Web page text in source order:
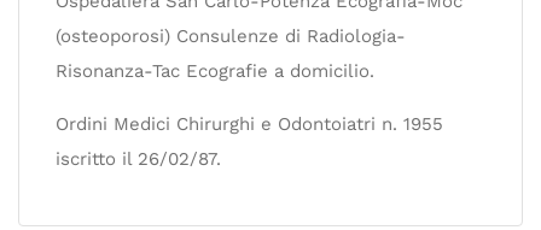
(osteoporosi) Consulenze di Radiologia-
Risonanza-Tac Ecografie a domicilio.
Ordini Medici Chirurghi e Odontoiatri n. 1955
iscritto il 26/02/87.